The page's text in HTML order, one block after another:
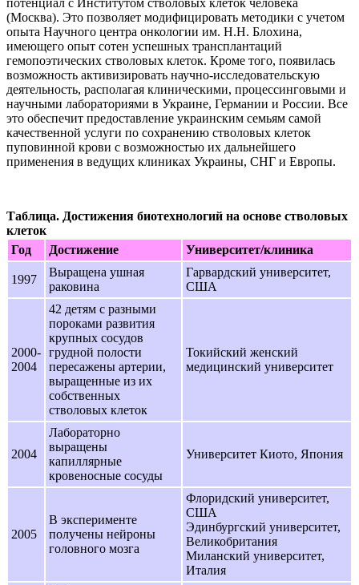
потенциал с Институтом стволовых клеток человека
(Москва). Это позволяет модифицировать методики с учетом
опыта Научного центра онкологии им. Н.Н. Блохина,
имеющего опыт сотен успешных трансплантаций
гемопоэтических стволовых клеток. Кроме того, появилась
возможность активизировать научно-исследовательскую
деятельность, располагая клиническими, процессинговыми и
научными лабораториями в Украине, Германии и России. Все
это обеспечит предоставление украинским семьям самой
качественной услуги по сохранению стволовых клеток
пуповинной крови с возможностью их дальнейшего
применения в ведущих клиниках Украины, СНГ и Европы.
Таблица. Достижения биотехнологий на основе стволовых
клеток
Год
Достижение Университет/клиника
1997
Выращена ушная
раковина
Гарвардский университет,
США
2000-
2004
42 детям с разными
пороками развития
крупных сосудов
грудной полости
пересажены артерии,
выращенные из их
собственных
стволовых клеток
Токийский женский
медицинский университет
2004
Лабораторно
выращены
капиллярные
кровеносные сосуды
Университет Киото, Япония
2005
В эксперименте
получены нейроны
головного мозга
Флоридский университет,
США
Эдинбургский университет,
Великобритания
Миланский университет,
Италия